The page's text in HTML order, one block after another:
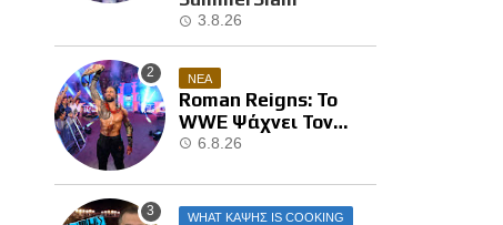
3.8.26
ΝΕΑ
Roman Reigns: Το
WWE Ψάχνει Τον
Επόμενο Διεκδικητή
6.8.26
WHAT ΚΑΨΗΣ IS COOKING